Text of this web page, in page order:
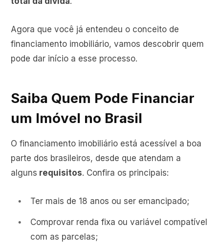
Agora que você já entendeu o conceito de
financiamento imobiliário, vamos descobrir quem
pode dar início a esse processo.
Saiba Quem Pode Financiar
um Imóvel no Brasil
O financiamento imobiliário está acessível a boa
parte dos brasileiros, desde que atendam a
alguns requisitos. Confira os principais:
Ter mais de 18 anos ou ser emancipado;
Comprovar renda fixa ou variável compatível
com as parcelas;